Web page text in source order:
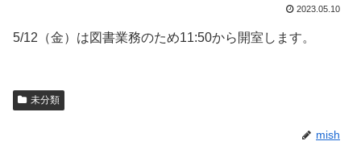
2023.05.10
5/12（金）は図書業務のため11:50から開室します。
未分類
mish